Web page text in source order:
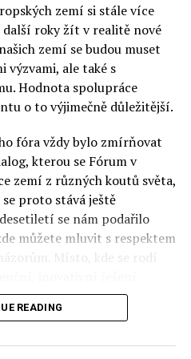
zemí si stále více
další roky žít v realitě nové
zemí se budou muset
výzvami, ale také s
Hodnota spolupráce
o to výjimečně důležitější.
fóra vždy bylo zmírňovat
kterou se Fórum v
zemí z různých koutů světa,
proto stává ještě
se nám podařilo
můžete mluvit s respektem
Místo, kde se rodí
horizont činnosti je
dává šanci skutečně řešit
READING